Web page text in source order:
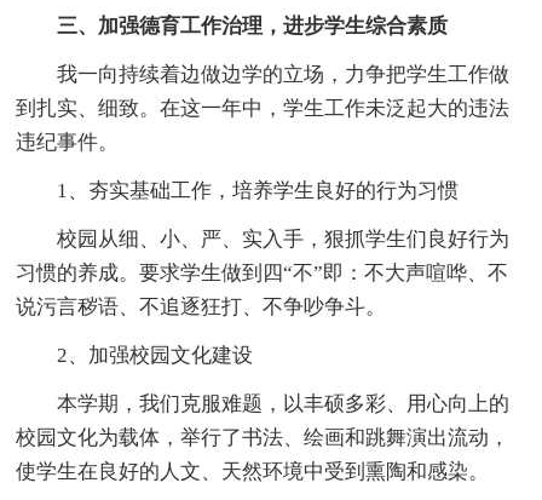
三、加强德育工作治理，进步学生综合素质
我一向持续着边做边学的立场，力争把学生工作做
到扎实、细致。在这一年中，学生工作未泛起大的违法
违纪事件。
1、夯实基础工作，培养学生良好的行为习惯
校园从细、小、严、实入手，狠抓学生们良好行为
习惯的养成。要求学生做到四“不”即：不大声喧哗、不
说污言秽语、不追逐狂打、不争吵争斗。
2、加强校园文化建设
本学期，我们克服难题，以丰硕多彩、用心向上的
校园文化为载体，举行了书法、绘画和跳舞演出流动，
使学生在良好的人文、天然环境中受到熏陶和感染。